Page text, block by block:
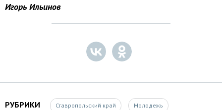
Игорь Ильинов
РУБРИКИ Ставропольский край Молодежь